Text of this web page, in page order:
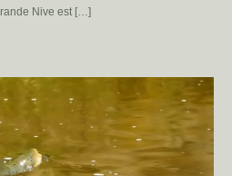
Nive est […]